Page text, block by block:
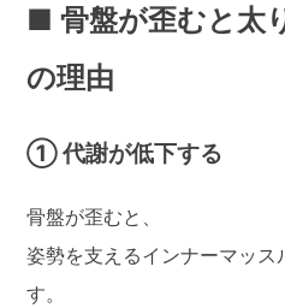
■ 骨盤が歪むと太
の理由
① 代謝が低下する
骨盤が歪むと、
姿勢を支えるインナーマッス
す。